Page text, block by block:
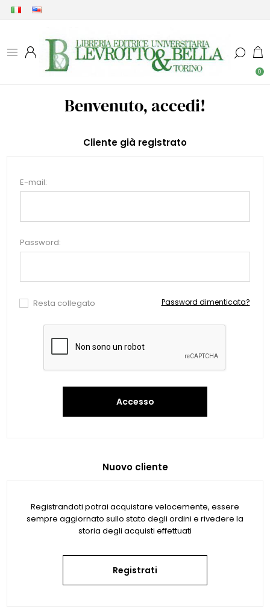
0
Benvenuto, accedi!
Nuovo cliente
Registrandoti potrai acquistare velocemente, essere
sempre aggiornato sullo stato degli ordini e rivedere la
storia degli acquisti effettuati
Registrati
Cliente già registrato
E-mail:
Password:
Resta collegato Password dimenticata?
Accesso